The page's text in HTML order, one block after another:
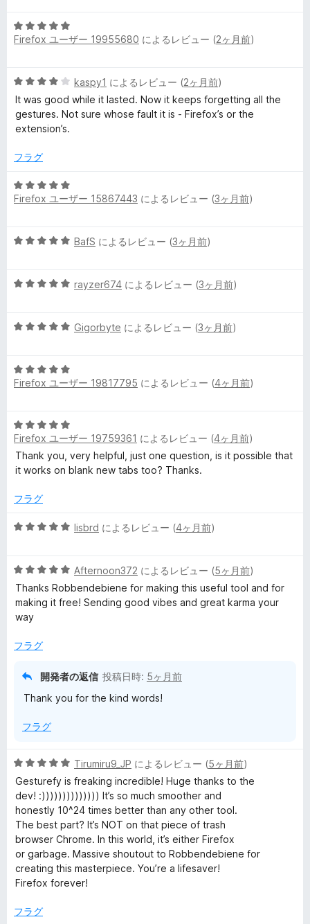
評
価
中
5
価
5
段
5
の
評
価
Firefox ユーザー 19955680 によるレビュー (2ヶ月前)
5
段
階
中
の
価
kaspy1 によるレビュー (2ヶ月前)
It was good while it lasted. Now it keeps forgetting all the
gestures. Not sure whose fault it is - Firefox’s or the
extension’s.
フラグ
5
段
5
価
Firefox ユーザー 15867443 によるレビュー (3ヶ月前)
5
中
評
BafS によるレビュー (3ヶ月前)
5
中
評
価
rayzer674 によるレビュー (3ヶ月前)
5
中
5
価
Gigorbyte によるレビュー (3ヶ月前)
5
段
5
の
評
価
Firefox ユーザー 19817795 によるレビュー (4ヶ月前)
5
段
階
中
の
価
Firefox ユーザー 19759361 によるレビュー (4ヶ月前)
Thank you, very helpful, just one question, is it possible that
it works on blank new tabs too? Thanks.
フラグ
5
中
5
の
評
lisbrd によるレビュー (4ヶ月前)
5
段
階
中
の
Afternoon372 によるレビュー (5ヶ月前)
Thanks Robbendebiene for making this useful tool and for
making it free! Sending good vibes and great karma your
way
フラグ
開発者の返信 投稿日時: 5ヶ月前
Thank you for the kind words!
フラグ
5
段
階
中
5
の
評
価
Tirumiru9_JP によるレビュー (5ヶ月前)
Gesturefy is freaking incredible! Huge thanks to the
dev! :)))))))))))))) It’s so much smoother and
honestly 10^24 times better than any other tool.
The best part? It’s NOT on that piece of trash
browser Chrome. In this world, it’s either Firefox
or garbage. Massive shoutout to Robbendebiene for
creating this masterpiece. You’re a lifesaver!
Firefox forever!
フラグ